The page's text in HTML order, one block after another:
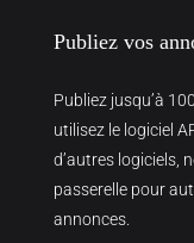
Publiez vos
Publiez jusqu’à
utilisez le logiciel
d’autres logiciels,
passerelle pour
annonces.